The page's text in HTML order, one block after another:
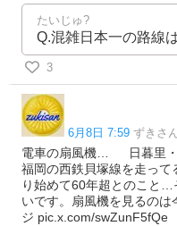
たいじゅ?
Q.混雑日本一の路線
3
6月8日 7:59 ずきさ
電車の扇風機… 日暮里・
福岡の西鉄貝塚線を走って
り始めて60年超とのこと…
いです。扇風機を見るの
ジ pic.x.com/swZunF5fQe